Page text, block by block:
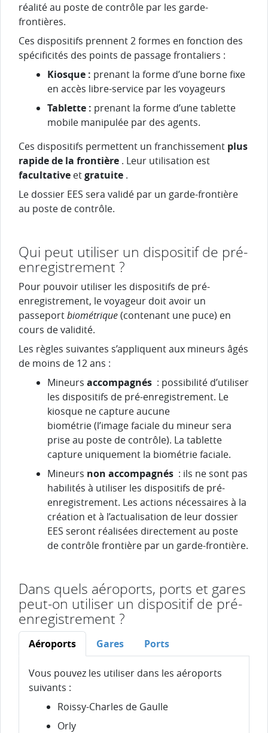
réalité au poste de contrôle par les garde-
frontières.
Ces dispositifs prennent 2 formes en fonction des
spécificités des points de passage frontaliers :
Kiosque : prenant la forme d’une borne fixe
en accès libre-service par les voyageurs
Tablette : prenant la forme d’une tablette
mobile manipulée par des agents.
Ces dispositifs permettent un franchissement plus
rapide de la frontière . Leur utilisation est
facultative etgratuite .
Le dossier EES sera validé par un garde-frontière
au poste de contrôle.
Qui peut utiliser un dispositif de pré-
enregistrement ?
Pour pouvoir utiliser les dispositifs de pré-
enregistrement, le voyageur doit avoir un
passeportbiométrique(contenant une puce) en
cours de validité.
Les règles suivantes s’appliquent aux mineurs âgés
de moins de 12 ans :
Mineurs accompagnés : possibilité d’utiliser
les dispositifs de pré-enregistrement. Le
kiosque ne capture aucune
biométrie (l’image faciale du mineur sera
prise au poste de contrôle). La tablette
capture uniquement la biométrie faciale.
Mineurs non accompagnés : ils ne sont pas
habilités à utiliser les dispositifs de pré-
enregistrement. Les actions nécessaires à la
création et à l’actualisation de leur dossier
EES seront réalisées directement au poste
de contrôle frontière par un garde-frontière.
Dans quels aéroports, ports et gares
peut-on utiliser un dispositif de pré-
enregistrement ?
Aéroports Gares Ports
Vous pouvez les utiliser dans les aéroports
suivants :
Roissy-Charles de Gaulle
Orly